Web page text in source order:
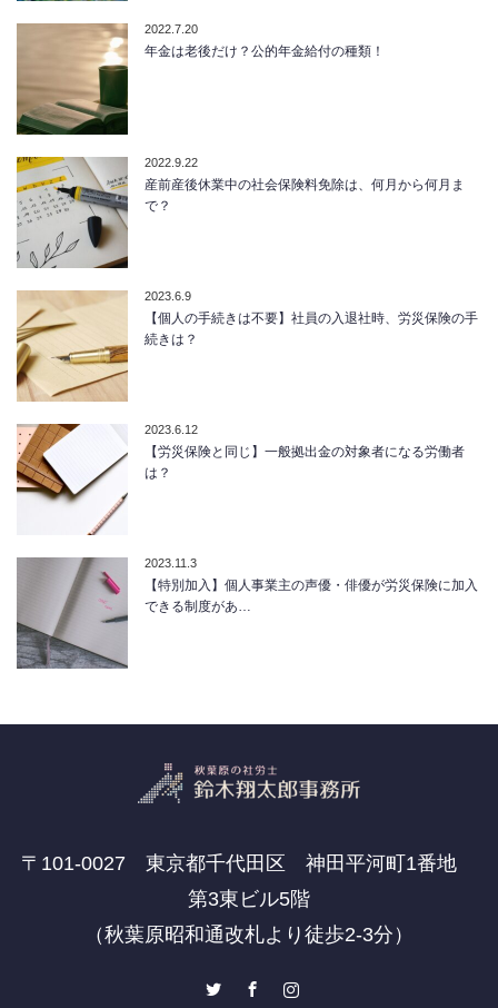
2022.7.20
年金は老後だけ？公的年金給付の種類！
2022.9.22
産前産後休業中の社会保険料免除は、何月から何月ま
で？
2023.6.9
【個人の手続きは不要】社員の入退社時、労災保険の手
続きは？
2023.6.12
【労災保険と同じ】一般拠出金の対象者になる労働者
は？
2023.11.3
【特別加入】個人事業主の声優・俳優が労災保険に加入
できる制度があ…
〒101-0027 東京都千代田区 神田平河町1番地
第3東ビル5階
（秋葉原昭和通改札より徒歩2-3分）
Instagram